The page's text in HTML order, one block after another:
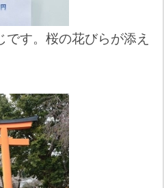
す。桜の花びらが添え